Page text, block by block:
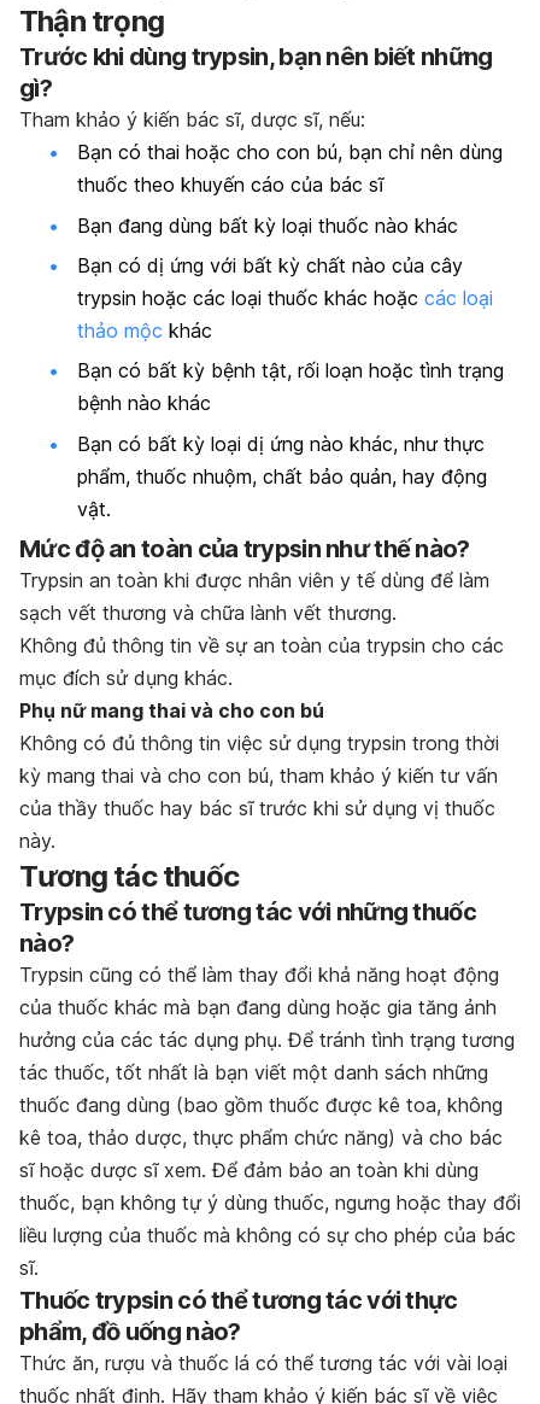
Thận trọng
Trước khi dùng trypsin, bạn nên biết những
gì?
Tham khảo ý kiến bác sĩ, dược sĩ, nếu:
Bạn có thai hoặc cho con bú, bạn chỉ nên dùng
thuốc theo khuyến cáo của bác sĩ
Bạn đang dùng bất kỳ loại thuốc nào khác
Bạn có dị ứng với bất kỳ chất nào của cây
trypsin hoặc các loại thuốc khác hoặc các loại
thảo mộc khác
Bạn có bất kỳ bệnh tật, rối loạn hoặc tình trạng
bệnh nào khác
Bạn có bất kỳ loại dị ứng nào khác, như thực
phẩm, thuốc nhuộm, chất bảo quản, hay động
vật.
Mức độ an toàn của trypsin như thế nào?
Trypsin an toàn khi được nhân viên y tế dùng để làm
sạch vết thương và chữa lành vết thương.
Không đủ thông tin về sự an toàn của trypsin cho các
mục đích sử dụng khác.
Phụ nữ mang thai và cho con bú
Không có đủ thông tin việc sử dụng trypsin trong thời
kỳ mang thai và cho con bú, tham khảo ý kiến tư vấn
của thầy thuốc hay bác sĩ trước khi sử dụng vị thuốc
này.
Tương tác thuốc
Trypsin có thể tương tác với những thuốc
nào?
Trypsin cũng có thể làm thay đổi khả năng hoạt động
của thuốc khác mà bạn đang dùng hoặc gia tăng ảnh
hưởng của các tác dụng phụ. Để tránh tình trạng tương
tác thuốc, tốt nhất là bạn viết một danh sách những
thuốc đang dùng (bao gồm thuốc được kê toa, không
kê toa, thảo dược, thực phẩm chức năng) và cho bác
sĩ hoặc dược sĩ xem. Để đảm bảo an toàn khi dùng
thuốc, bạn không tự ý dùng thuốc, ngưng hoặc thay đổi
liều lượng của thuốc mà không có sự cho phép của bác
sĩ.
Thuốc trypsin có thể tương tác với thực
phẩm, đồ uống nào?
Thức ăn, rượu và thuốc lá có thể tương tác với vài loại
thuốc nhất định. Hãy tham khảo ý kiến bác sĩ về việc